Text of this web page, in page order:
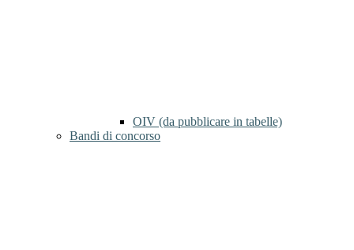
OIV (da pubblicare in tabelle)
Bandi di concorso